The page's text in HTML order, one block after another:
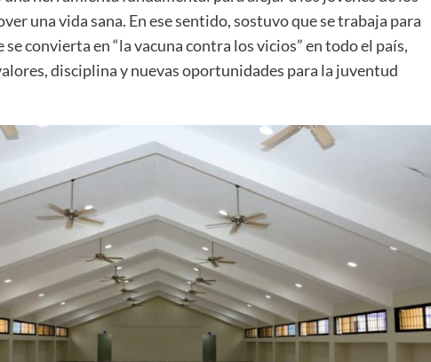
una vida sana. En ese sentido, sostuvo que se trabaja para
convierta en “la vacuna contra los vicios” en todo el país,
disciplina y nuevas oportunidades para la juventud